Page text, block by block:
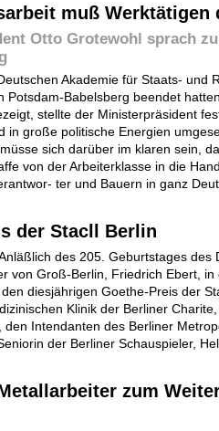
muß Werktätigen
Otto Grotewohl sprach
Akademie für Staats- und
Potsdam-Babelsberg beendet
stellte der Ministerpräsident
in große politische Energien
sich darüber im klaren sein,
von der Arbeiterklasse in die
ter und Bauern in ganz
der Stacll Berlin
des 205. Geburtstages des
von Groß-Berlin, Friedrich Ebert, in
diesjährigen Goethe-Preis der
Klinik der Berliner
den Intendanten des Berliner
der Berliner Schauspieler,
zum